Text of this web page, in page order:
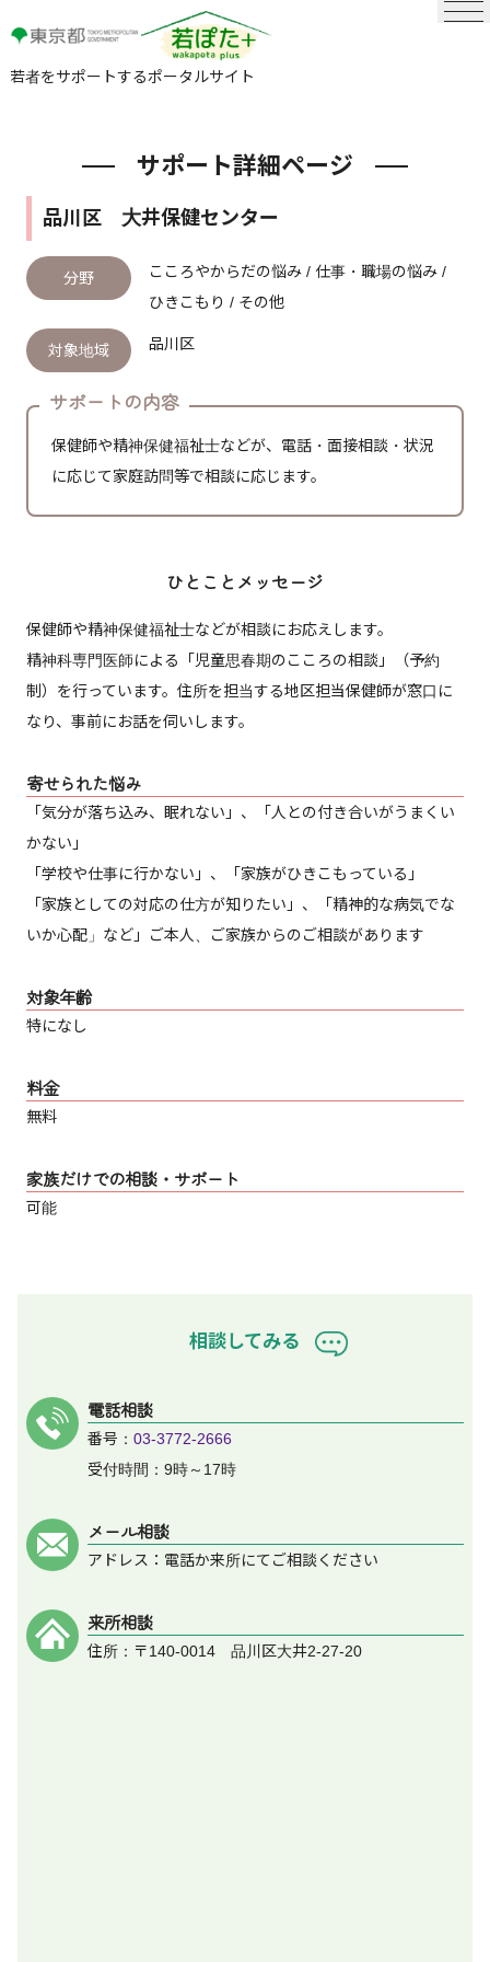
若者をサポートするポータルサイト
サポート詳細ページ
品川区 大井保健センター
分野
こころやからだの悩み / 仕事・職場の悩み /
ひきこもり / その他
対象地域 品川区
サポートの内容
保健師や精神保健福祉士などが、電話・面接相談・状況
に応じて家庭訪問等で相談に応じます。
ひとことメッセージ
保健師や精神保健福祉士などが相談にお応えします。
精神科専門医師による「児童思春期のこころの相談」（予約
制）を行っています。住所を担当する地区担当保健師が窓口に
なり、事前にお話を伺いします。
寄せられた悩み
「気分が落ち込み、眠れない」、「人との付き合いがうまくい
かない」
「学校や仕事に行かない」、「家族がひきこもっている」
「家族としての対応の仕方が知りたい」、「精神的な病気でな
いか心配」など」ご本人、ご家族からのご相談があります
対象年齢
特になし
料金
無料
家族だけでの相談・サポート
可能
相談してみる
電話相談
番号：03-3772-2666
受付時間：9時～17時
メール相談
アドレス：電話か来所にてご相談ください
来所相談
住所：〒140-0014 品川区大井2-27-20